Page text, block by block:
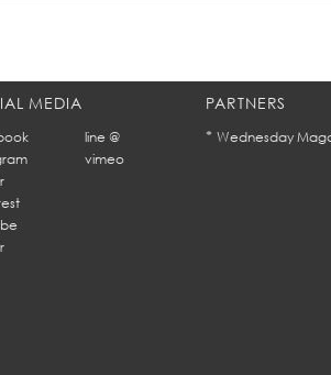
MEDIA
line @
vimeo
PARTNERS
* Wednesday